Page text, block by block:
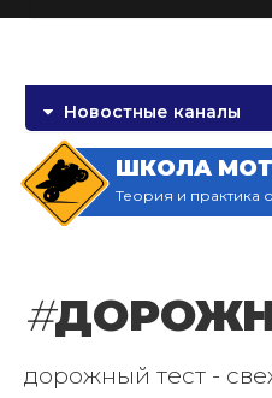
Новостные каналы
ШКОЛА
Теория и практика
#
дорожный тест -